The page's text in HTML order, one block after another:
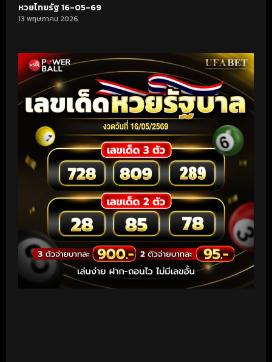
หวยไทยรัฐ 16-05-69
13 พฤษภาคม 2026